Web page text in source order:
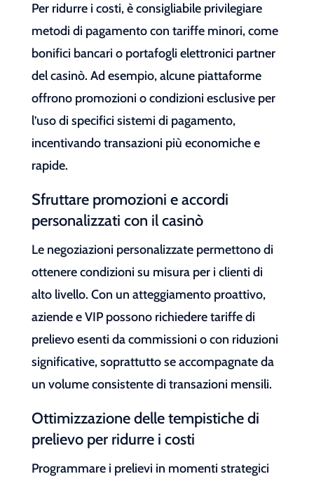
Per ridurre i costi, è consigliabile privilegiare
metodi di pagamento con tariffe minori, come
bonifici bancari o portafogli elettronici partner
del casinò. Ad esempio, alcune piattaforme
offrono promozioni o condizioni esclusive per
l’uso di specifici sistemi di pagamento,
incentivando transazioni più economiche e
rapide.
Sfruttare promozioni e accordi
personalizzati con il casinò
Le negoziazioni personalizzate permettono di
ottenere condizioni su misura per i clienti di
alto livello. Con un atteggiamento proattivo,
aziende e VIP possono richiedere tariffe di
prelievo esenti da commissioni o con riduzioni
significative, soprattutto se accompagnate da
un volume consistente di transazioni mensili.
Ottimizzazione delle tempistiche di
prelievo per ridurre i costi
Programmare i prelievi in momenti strategici